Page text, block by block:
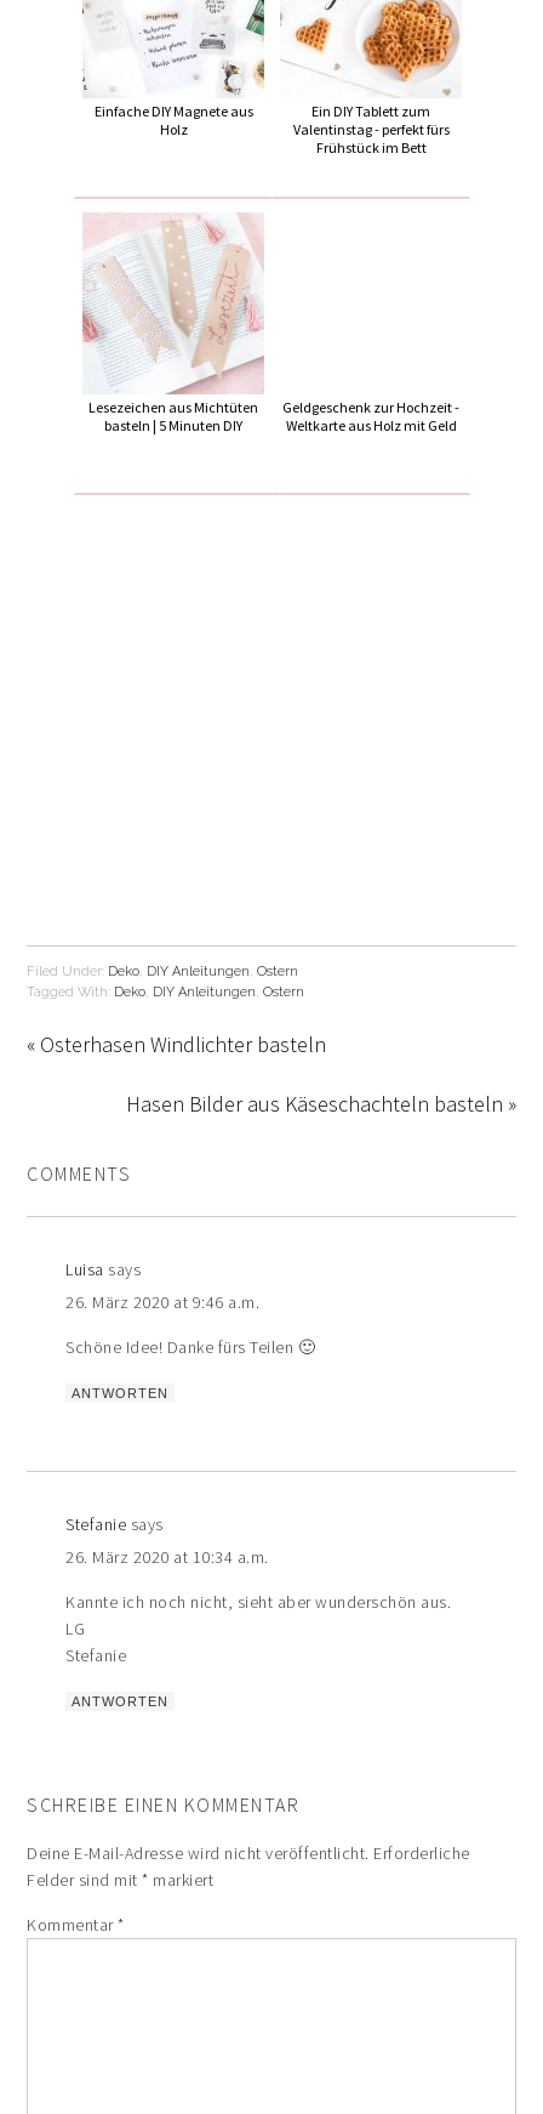
Einfache DIY Magnete aus
Holz
Ein DIY Tablett zum
Valentinstag - perfekt fürs
Frühstück im Bett
Lesezeichen aus Michtüten
basteln | 5 Minuten DIY
Geldgeschenk zur Hochzeit -
Weltkarte aus Holz mit Geld
Filed Under: Deko DIY Anleitungen ,Ostern
Tagged With: Deko DIY Anleitungen ,Ostern
« Osterhasen Windlichter basteln
Hasen Bilder aus Käseschachteln basteln »
COMMENTS
Luisa says
26. März 2020 at 9:46 a.m.
Schöne Idee! Danke fürs Teilen 🙂
ANTWORTEN
Stefanie says
26. März 2020 at 10:34 a.m.
Kannte ich noch nicht, sieht aber wunderschön aus.
LG
Stefanie
ANTWORTEN
SCHREIBE EINEN KOMMENTAR
Deine E-Mail-Adresse wird nicht veröffentlicht. Erforderliche
Felder sind mit* markiert
Kommentar*